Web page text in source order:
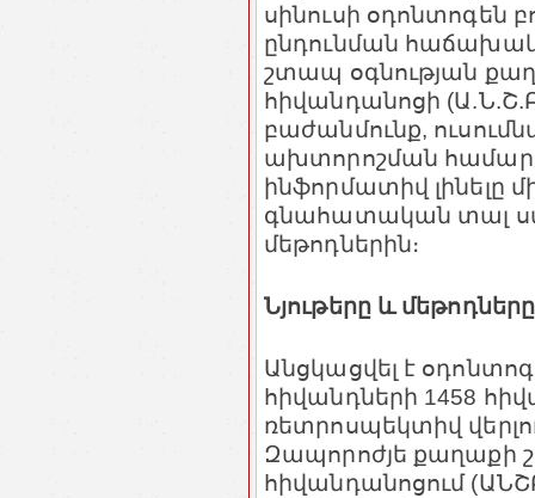
սինուսի օդոնտոգեն
ընդունման
շտապ օգնության
հիվանդանոցի
բաժանմունք,
ախտորոշման համար
ինֆորմատիվ լինելը
գնահատական տալ
մեթոդներին։
Նյութերը և մեթոդները
Անցկացվել է
հիվանդների 1458
ռետրոսպեկտիվ
Զապորոժյե քաղաքի
հիվանդանոցում